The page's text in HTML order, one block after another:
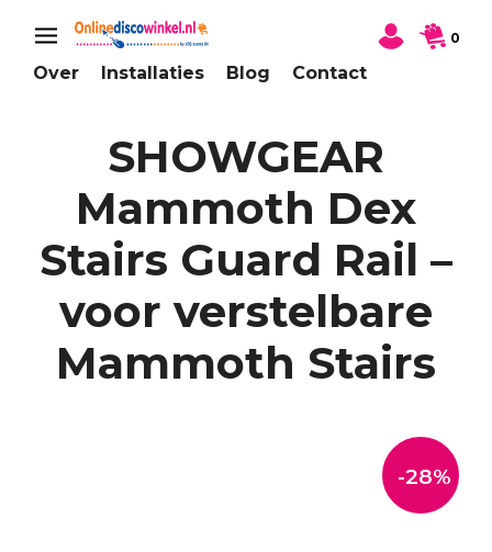
Over Installaties Blog Contact
0
SHOWGEAR
Mammoth Dex
Stairs Guard Rail –
voor verstelbare
Mammoth Stairs
-28%